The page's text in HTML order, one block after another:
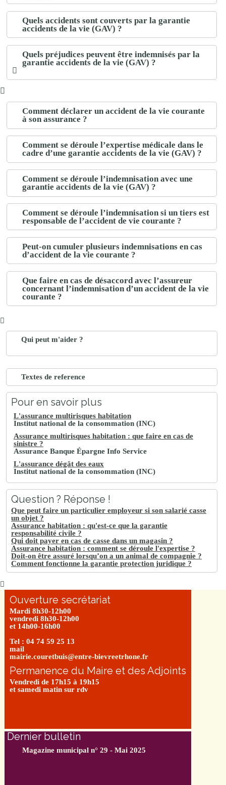
Quels accidents sont couverts par la garantie
accidents de la vie (GAV) ?
Quels préjudices peuvent être indemnisés par la
garantie accidents de la vie (GAV) ?
Comment déclarer un accident de la vie courante
à son assurance ?
Comment se déroule l’expertise médicale dans le
cadre d’une garantie accidents de la vie (GAV) ?
Comment se déroule l’indemnisation avec une
garantie accidents de la vie (GAV) ?
Comment se déroule l’indemnisation si un tiers est
responsable de l’accident de vie courante ?
Peut-on cumuler plusieurs indemnisations en cas
d’accident de la vie courante ?
Que faire en cas de désaccord avec l’assureur
concernant l’indemnisation d’un accident de la vie
courante ?
Qui peut m'aider ?
Textes de reference
Pour en savoir plus
L'assurance multirisques habitation
Institut national de la consommation (INC)
Assurance multirisques habitation : que faire en cas de
sinistre ?
Assurance Banque Épargne Info Service
L'assurance dégât des eaux
Institut national de la consommation (INC)
Question ? Réponse !
Que peut faire un particulier employeur si son salarié casse
un objet ?
Assurance habitation : qu'est-ce que la garantie
responsabilité civile ?
Qui doit payer en cas de casse dans un magasin ?
Assurance habitation : comment se déroule l'expertise ?
Doit-on être assuré lorsqu’on a un animal de compagnie ?
Comment fonctionne la garantie protection juridique ?
Ouverture secrétariat
Mardi 8h30-12h00
vendredi 8h30-12h00
et 14h00-16h00
Tel : 04 74 59 25 13
mail
mairie.couretbuis@entre-bievreetrhone.fr
Permanence du Maire et des Adjoints
Vendredi de 17h15 à 19h15
et samedi matin sur rdv
Dernier bulletin
Magazine municipal n° 29 - Mai 2025